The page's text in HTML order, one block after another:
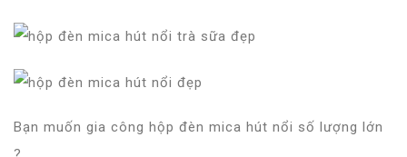
Bạn muốn gia công hộp đèn mica hút nổi số lượng lớn